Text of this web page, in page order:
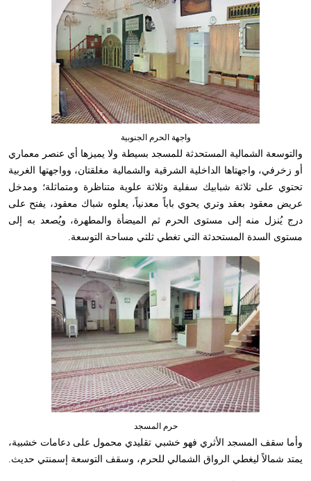
واجهة الحرم الجنوبية
والتوسعة الشمالية المستحدثة للمسجد بسيطة ولا يميزها أي عنصر معماري
أو زخرفي، واجهتاها الداخلية الشرقية والشمالية مغلقتان، وواجهتها الغربية
تحتوي على ثلاثة شبابيك سفلية وثلاثة علوية متناظرة ومتماثلة؛ ومدخل
عريض معقود بعقد وتري يحوي باباً معدنياً، يعلوه شباك معقود، يفتح على
درج يُنزل منه إلى مستوى الحرم ثم الميضأة والمطهرة، ويُصعد به إلى
مستوى السدة المستحدثة التي تغطي ثلثي مساحة التوسعة.
حرم المسجد
وأما سقف المسجد الأثري فهو خشبي تقليدي محمول على دعامات خشبية،
يمتد شمالاً ليغطي الرواق الشمالي للحرم، وسقف التوسعة إسمنتي حديث.